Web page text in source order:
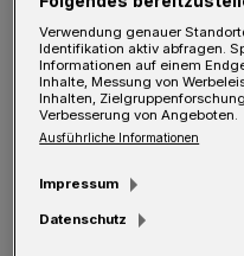
Schuljahresbeginn
Klassenleitungen.
500 Schülerinnen
der Ukraine zu uns
bräuchten im
Schulen. Die
Verwendung genauer
Identifikation aktiv abfragen.
Informationen auf einem
Inhalte, Messung von
Inhalten,
Verbesserung von Angeboten.
Ausführliche Informationen
Impressum
Datenschutz